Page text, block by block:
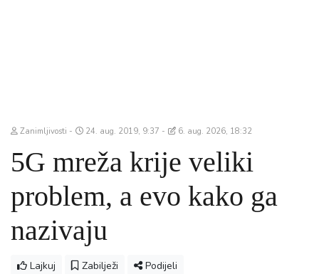
Zanimljivosti 24. aug. 2019, 9:37 6. aug. 2026, 18:32
5G mreža krije veliki
problem, a evo kako ga
nazivaju
Lajkuj Zabilježi Podijeli